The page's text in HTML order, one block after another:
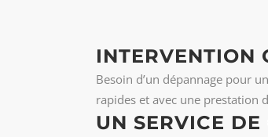
INTERVENTION
Besoin d’un dépannage pour
rapides et avec une prestation
UN SERVICE DE